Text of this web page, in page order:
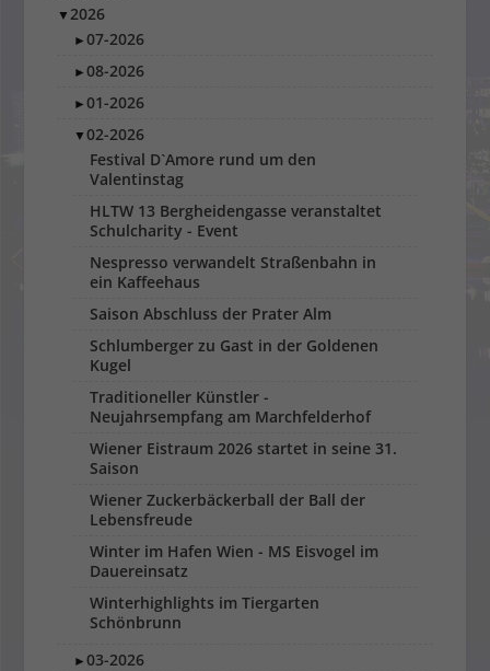
▼2026
►07-2026
►08-2026
►01-2026
▼02-2026
Festival D`Amore rund um den
Valentinstag
HLTW 13 Bergheidengasse veranstaltet
Schulcharity - Event
Nespresso verwandelt Straßenbahn in
ein Kaffeehaus
Saison Abschluss der Prater Alm
Schlumberger zu Gast in der Goldenen
Kugel
Traditioneller Künstler -
Neujahrsempfang am Marchfelderhof
Wiener Eistraum 2026 startet in seine 31.
Saison
Wiener Zuckerbäckerball der Ball der
Lebensfreude
Winter im Hafen Wien - MS Eisvogel im
Dauereinsatz
Winterhighlights im Tiergarten
Schönbrunn
►03-2026